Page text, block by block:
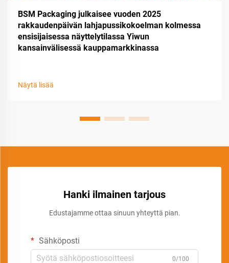
BSM Packaging julkaisee vuoden 2025
rakkaudenpäivän lahjapussikokoelman kolmessa
ensisijaisessa näyttelytilassa Yiwun
kansainvälisessä kauppamarkkinassa
Näytä lisää
Hanki ilmainen tarjous
Edustajamme ottaa sinuun yhteyttä pian.
Sähköposti
0/100